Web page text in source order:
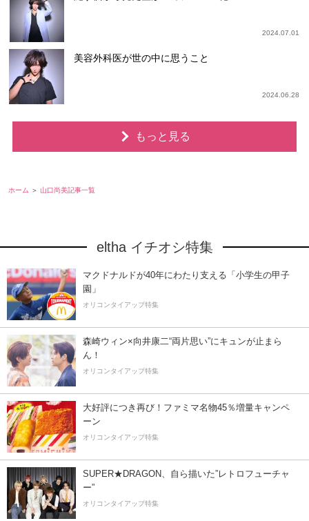
2024.07.01
美容外科医が世の中に思うこと
2024.06.28
もっと見る
ホーム 山口尚美記事一覧
eltha イチオシ特集
マクドナルドが40年にわたり支える「小学生の甲子
園」
オリコンタイアップ特集
森崎ウィン×向井康二“両片思い”にキュンが止まら
ん！
オリコンタイアップ特集
大好評につき再び！ファミマ名物45％増量キャンペ
ーン
オリコンタイアップ特集
SUPER★DRAGON、自ら描いた”レトロフューチャ
ー”
オリコンタイアップ特集